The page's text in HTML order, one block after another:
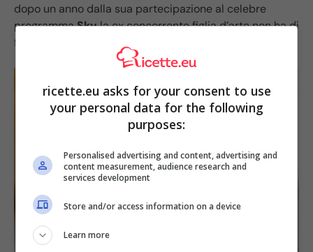
dopo un anno dalla sua partecipazione al celebre
programmaSkyla ex concorrente figlia d’arte non ha di
fatto smesso di cucinare.
ricette.eu asks for your consent to use
your personal data for the following
purposes:
Personalised advertising and content, advertising and
content measurement, audience research and
services development
Store and/or access information on a device
Learn more